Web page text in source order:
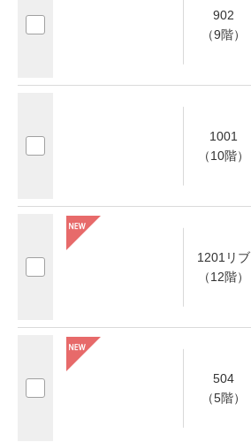
902
（9階）
1001
（10階）
1201リブ
（12階）
504
（5階）